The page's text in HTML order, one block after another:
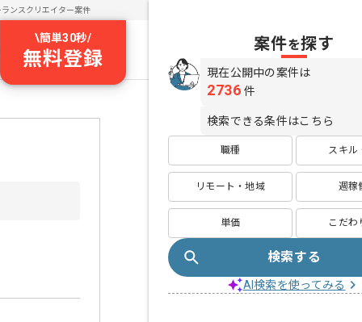
ランスクリエイター案件
\簡単30秒/
無料登録
案件を探す
現在公開中の案件は
2736 件
検索できる条件はこちら
職種 スキル
リモート・地域 週稼
単価 こだわ
検索する
AI検索を使ってみる